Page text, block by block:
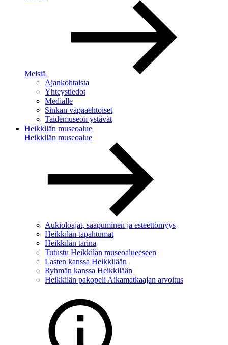
Meistä
Ajankohtaista
Yhteystiedot
Medialle
Sinkan vapaaehtoiset
Taidemuseon ystävät
Heikkilän museoalue
Heikkilän museoalue
Aukioloajat, saapuminen ja esteettömyys
Heikkilän tapahtumat
Heikkilän tarina
Tutustu Heikkilän museoalueeseen
Lasten kanssa Heikkilään
Ryhmän kanssa Heikkilään
Heikkilän pakopeli Aikamatkaajan arvoitus